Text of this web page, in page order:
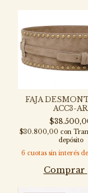
FAJA
ACC3-AR
$30.800,00 con
depósito
6 cuotas sin interés de
Comprar